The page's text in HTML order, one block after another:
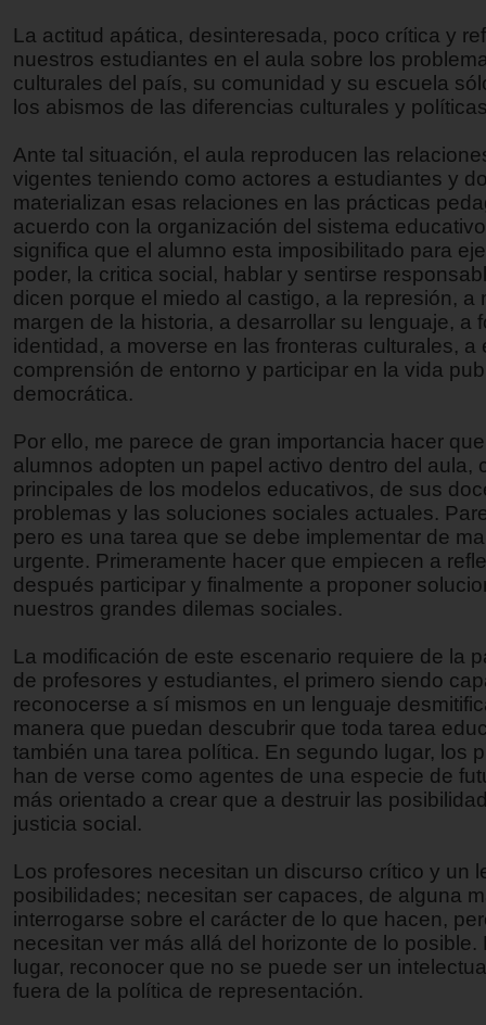
La actitud apática, desinteresada, poco crítica y
nuestros estudiantes en el aula sobre los
culturales del país, su comunidad y su escuela
los abismos de las diferencias culturales y
Ante tal situación, el aula reproducen las
vigentes teniendo como actores a estudiantes y
materializan esas relaciones en las prácticas
acuerdo con la organización del sistema
significa que el alumno esta imposibilitado para
poder, la critica social, hablar y sentirse
dicen porque el miedo al castigo, a la represión, a
margen de la historia, a desarrollar su lenguaje, a
identidad, a moverse en las fronteras culturales, a
comprensión de entorno y participar en la vida
democrática.
Por ello, me parece de gran importancia hacer
alumnos adopten un papel activo dentro del aula,
principales de los modelos educativos, de sus
problemas y las soluciones sociales actuales.
pero es una tarea que se debe implementar de
urgente. Primeramente hacer que empiecen a
después participar y finalmente a proponer
nuestros grandes dilemas sociales.
La modificación de este escenario requiere de la
de profesores y estudiantes, el primero siendo
reconocerse a sí mismos en un lenguaje
manera que puedan descubrir que toda tarea
también una tarea política. En segundo lugar, los
han de verse como agentes de una especie de
más orientado a crear que a destruir las
justicia social.
Los profesores necesitan un discurso crítico y un
posibilidades; necesitan ser capaces, de alguna
interrogarse sobre el carácter de lo que hacen,
necesitan ver más allá del horizonte de lo posible.
lugar, reconocer que no se puede ser un
fuera de la política de representación.